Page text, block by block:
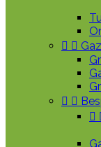
 
 
